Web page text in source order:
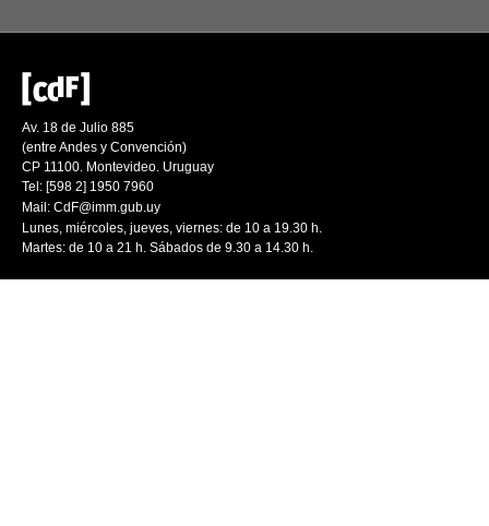
Av. 18 de Julio 885
(entre Andes y Convención)
CP 11100. Montevideo. Uruguay
Tel: [598 2] 1950 7960
Mail: CdF@imm.gub.uy
Lunes, miércoles, jueves, viernes: de 10 a 19.30 h.
Martes: de 10 a 21 h. Sábados de 9.30 a 14.30 h.